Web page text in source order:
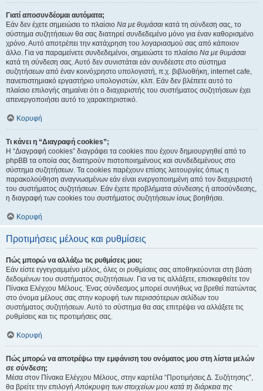
Γιατί αποσυνδέομαι αυτόματα;
Εάν δεν έχετε σημειώσει το πλαίσιο Να με θυμάσαι κατά τη σύνδεση σας, το
σύστημα συζητήσεων θα σας διατηρεί συνδεδεμένο μόνο για έναν καθορισμένο
χρόνο. Αυτό αποτρέπει την κατάχρηση του λογαριασμού σας από κάποιον
άλλο. Για να παραμείνετε συνδεδεμένοι, σημειώστε το πλαίσιο Να με θυμάσαι
κατά τη σύνδεση σας. Αυτό δεν συνιστάται εάν συνδέεστε στο σύστημα
συζητήσεων από έναν κοινόχρηστο υπολογιστή, π.χ. βιβλιοθήκη, internet cafe,
πανεπιστημιακό εργαστήριο υπολογιστών, κλπ. Εάν δεν βλέπετε αυτό το
πλαίσιο επιλογής σημαίνει ότι ο διαχειριστής του συστήματος συζητήσεων έχει
απενεργοποιήσει αυτό το χαρακτηριστικό.
Κορυφή
Τι κάνει η “Διαγραφή cookies”;
Η “Διαγραφή cookies” διαγράφει τα cookies που έχουν δημιουργηθεί από το
phpBB τα οποία σας διατηρούν πιστοποιημένους και συνδεδεμένους στο
σύστημα συζητήσεων. Τα cookies παρέχουν επίσης λειτουργίες όπως η
παρακολούθηση αναγνωσμένων εάν είναι ενεργοποιημένη από τον διαχειριστή
του συστήματος συζητήσεων. Εάν έχετε προβλήματα σύνδεσης ή αποσύνδεσης,
η διαγραφή των cookies του συστήματος συζητήσεων ίσως βοηθήσει.
Κορυφή
Προτιμήσεις μέλους και ρυθμίσεις
Πώς μπορώ να αλλάξω τις ρυθμίσεις μου;
Εάν είστε εγγεγραμμένο μέλος, όλες οι ρυθμίσεις σας αποθηκεύονται στη βάση
δεδομένων του συστήματος συζητήσεων. Για να τις αλλάξετε, επισκεφθείτε τον
Πίνακα Ελέγχου Μέλους. Ένας σύνδεσμος μπορεί συνήθως να βρεθεί πατώντας
στο όνομα μέλους σας στην κορυφή των περισσότερων σελίδων του
συστήματος συζητήσεων. Αυτό το σύστημα θα σας επιτρέψει να αλλάξετε τις
ρυθμίσεις και τις προτιμήσεις σας.
Κορυφή
Πώς μπορώ να αποτρέψω την εμφάνιση του ονόματος μου στη λίστα μελών
σε σύνδεση;
Μέσα στον Πίνακα Ελέγχου Μέλους, στην καρτέλα “Προτιμήσεις Δ. Συζήτησης”,
θα βρείτε την επιλογήΑπόκρυψη των στοιχείων μου κατά τη διάρκεια της